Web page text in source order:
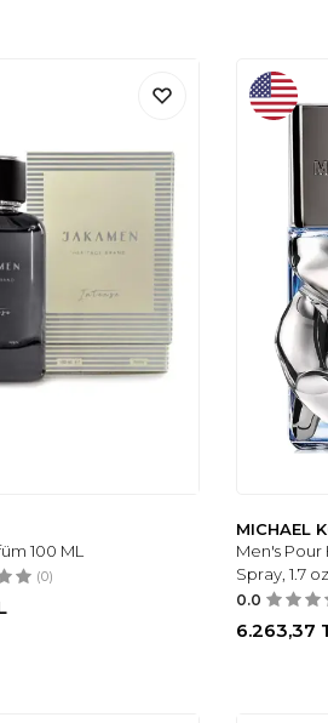
100 ML
(0)
MICHAEL
Men's
Spray, 1.7
0.0
6.263,37